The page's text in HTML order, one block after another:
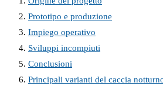
Prototipo e produzione
Impiego operativo
Sviluppi incompiuti
Conclusioni
Principali varianti del caccia